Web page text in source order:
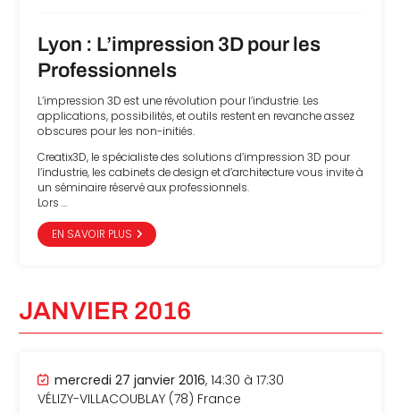
Lyon : L’impression 3D pour les
Professionnels
L’impression 3D est une révolution pour l’industrie. Les
applications, possibilités, et outils restent en revanche assez
obscures pour les non-initiés.
Creatix3D, le spécialiste des solutions d’impression 3D pour
l’industrie, les cabinets de design et d’architecture vous invite à
un séminaire réservé aux professionnels.
Lors …
EN SAVOIR PLUS
JANVIER 2016
mercredi 27 janvier 2016, 14:30 à 17:30
VÉLIZY-VILLACOUBLAY (78) France